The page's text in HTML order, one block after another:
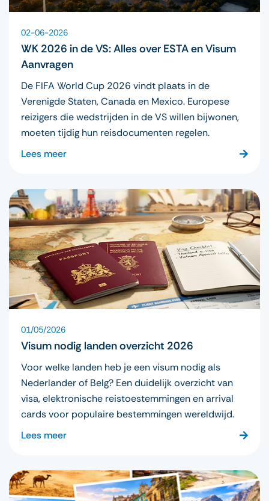
02-06-2026
WK 2026 in de VS: Alles over ESTA en Visum
Aanvragen
De FIFA World Cup 2026 vindt plaats in de
Verenigde Staten, Canada en Mexico. Europese
reizigers die wedstrijden in de VS willen bijwonen,
moeten tijdig hun reisdocumenten regelen.
Lees meer
01/05/2026
Visum nodig landen overzicht 2026
Voor welke landen heb je een visum nodig als
Nederlander of Belg? Een duidelijk overzicht van
visa, elektronische reistoestemmingen en arrival
cards voor populaire bestemmingen wereldwijd.
Lees meer